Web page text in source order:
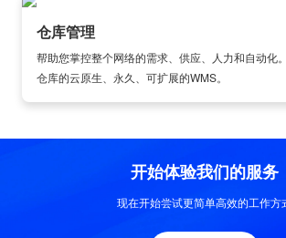
仓库管理
帮助您掌控整个网络的需求、供应、人力和自动化
仓库的云原生、永久、可扩展的WMS。
开始体验我们的服务
现在开始尝试更简单高效的工作方